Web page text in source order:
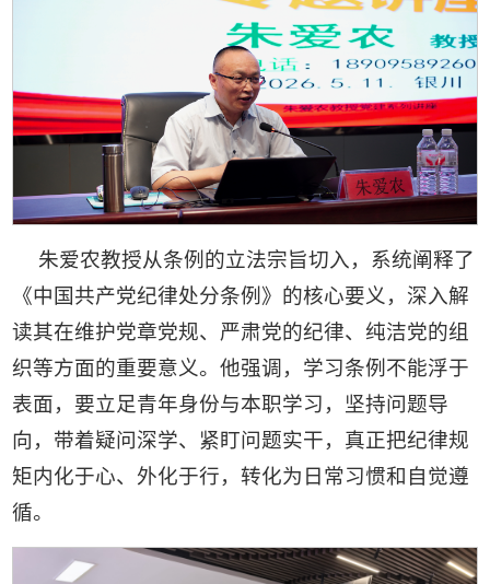
朱爱农教授从条例的立法宗旨切入，系统阐释了
《中国共产党纪律处分条例》的核心要义，深入解
读其在维护党章党规、严肃党的纪律、纯洁党的组
织等方面的重要意义。他强调，学习条例不能浮于
表面，要立足青年身份与本职学习，坚持问题导
向，带着疑问深学、紧盯问题实干，真正把纪律规
矩内化于心、外化于行，转化为日常习惯和自觉遵
循。